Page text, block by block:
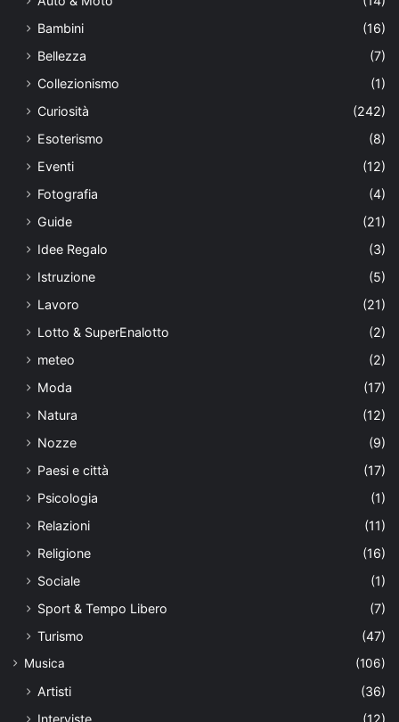
Bambini
(16)
Bellezza
(7)
Collezionismo
(1)
Curiosità
(242)
Esoterismo
(8)
Eventi
(12)
Fotografia
(4)
Guide
(21)
Idee Regalo
(3)
Istruzione
(5)
Lavoro
(21)
Lotto & SuperEnalotto
(2)
meteo
(2)
Moda
(17)
Natura
(12)
Nozze
(9)
Paesi e città
(17)
Psicologia
(1)
Relazioni
(11)
Religione
(16)
Sociale
(1)
Sport & Tempo Libero
(7)
Turismo
(47)
Musica (106)
Artisti
(36)
Interviste
(12)